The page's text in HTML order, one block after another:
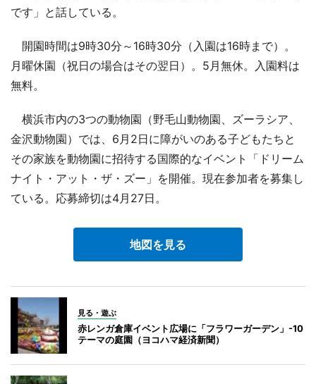
です」と話している。
開園時間は9時30分～16時30分（入園は16時まで）。
月曜休園（祝日の場合はその翌日）。5月無休。入園料は
無料。
横浜市内の3つの動物園（野毛山動物園、ズーラシア、
金沢動物園）では、6月2日に障がいのある子どもたちと
その家族を動物園に招待する国際的なイベント「ドリーム
ナイト・アット・ザ・ズー」を開催。現在参加者を募集し
ている。応募締切は4月27日。
地図を見る
見る・遊ぶ
赤レンガ倉庫イベント広場に「フラワーガーデン」-10
テーマの庭園（ヨコハマ経済新聞）